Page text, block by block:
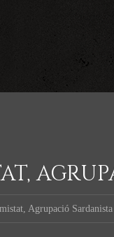
Agrupació